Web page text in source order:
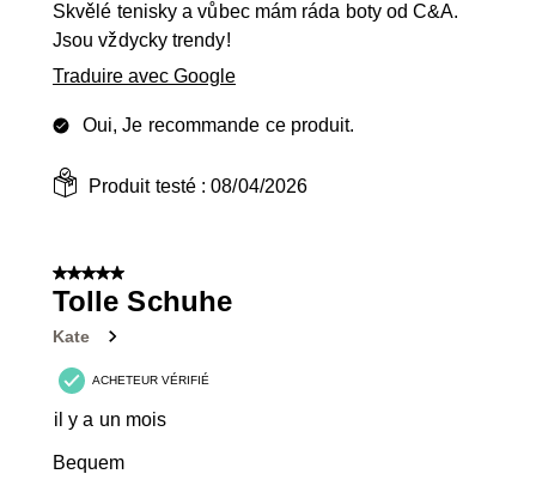
Skvělé tenisky a vůbec mám ráda boty od C&A.
Jsou vždycky trendy!
Traduire avec Google
Oui, Je recommande ce produit.
Produit testé :08/04/2026
5 sur 5 étoiles.
Tolle Schuhe
Kate
ACHETEUR VÉRIFIÉ
il y a un mois
Bequem